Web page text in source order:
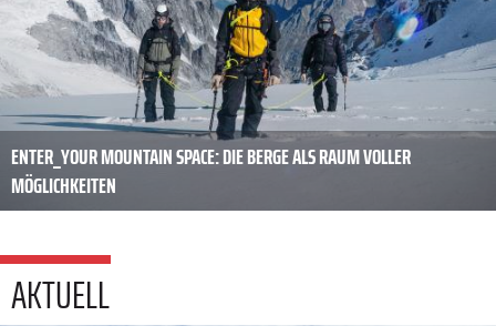
ENTER_YOUR MOUNTAIN SPACE: DIE BERGE ALS RAUM VOLLER
MÖGLICHKEITEN
AKTUELL